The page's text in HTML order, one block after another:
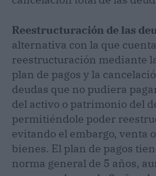
Reestructuración de las
alternativa con la que
reestructuración mediante
plan de pagos y la
deudas que no pudiera
del activo o patrimonio del
permitiéndole poder
evitando el embargo, venta
bienes. El plan de pagos
norma general de 5 años,